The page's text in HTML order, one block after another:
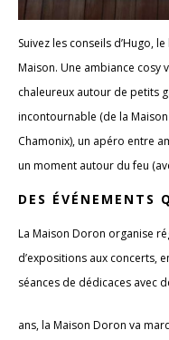
Suivez les conseils d’Hugo,
Maison. Une ambiance cosy
chaleureux autour de petits
incontournable (de la
Chamonix), un apéro entre
un moment autour du feu
DES ÉVÉNEMENTS
La Maison Doron organise
d’expositions aux concerts,
séances de dédicaces avec
ans, la Maison Doron va